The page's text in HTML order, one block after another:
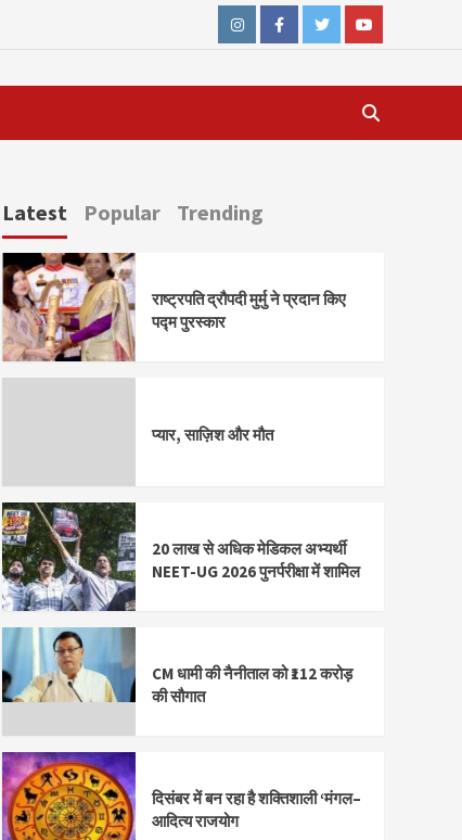
InstagramFacebookTwitterYoutube
Latest Popular Trending
राष्ट्रपति द्रौपदी मुर्मु ने प्रदान किए
पद्म पुरस्कार
प्यार, साज़िश और मौत
20 लाख से अधिक मेडिकल अभ्यर्थी
NEET-UG 2026 पुनर्परीक्षा में शामिल
CM धामी की नैनीताल को ₹112 करोड़
की सौगात
दिसंबर में बन रहा है शक्तिशाली ‘मंगल–
आदित्य राजयोग